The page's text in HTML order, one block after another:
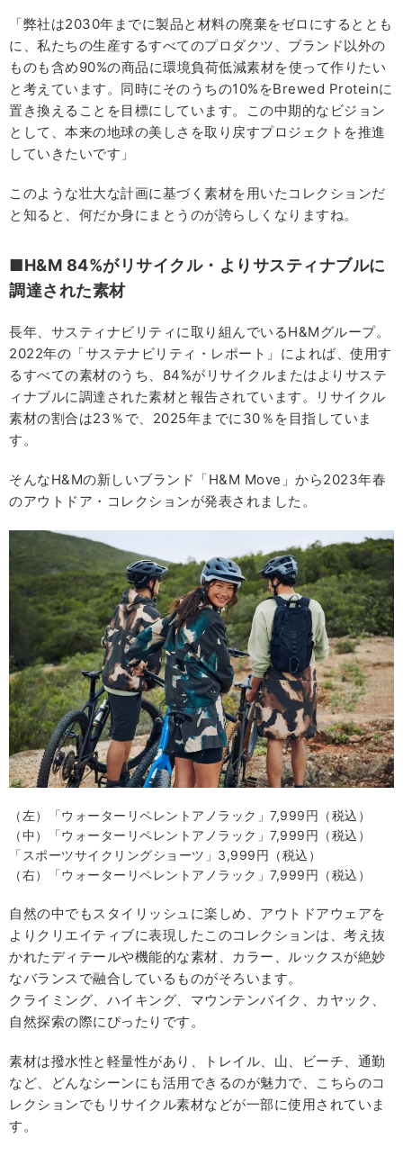
「弊社は2030年までに製品と材料の廃棄をゼロにするととも
に、私たちの生産するすべてのプロダクツ、ブランド以外の
ものも含め90%の商品に環境負荷低減素材を使って作りたい
と考えています。同時にそのうちの10%をBrewed Proteinに
置き換えることを目標にしています。この中期的なビジョン
として、本来の地球の美しさを取り戻すプロジェクトを推進
していきたいです」
このような壮大な計画に基づく素材を用いたコレクションだ
と知ると、何だか身にまとうのが誇らしくなりますね。
■H&M 84%がリサイクル・よりサスティナブルに
調達された素材
長年、サスティナビリティに取り組んでいるH&Mグループ。
2022年の「サステナビリティ・レポート」によれば、使用す
るすべての素材のうち、84%がリサイクルまたはよりサステ
ィナブルに調達された素材と報告されています。リサイクル
素材の割合は23％で、2025年までに30％を目指していま
す。
そんなH&Mの新しいブランド「H&M Move」から2023年春
のアウトドア・コレクションが発表されました。
（左）「ウォーターリペレントアノラック」7,999円（税込）
（中）「ウォーターリペレントアノラック」7,999円（税込）
「スポーツサイクリングショーツ」3,999円（税込）
（右）「ウォーターリペレントアノラック」7,999円（税込）
自然の中でもスタイリッシュに楽しめ、アウトドアウェアを
よりクリエイティブに表現したこのコレクションは、考え抜
かれたディテールや機能的な素材、カラー、ルックスが絶妙
なバランスで融合しているものがそろいます。
クライミング、ハイキング、マウンテンバイク、カヤック、
自然探索の際にぴったりです。
素材は撥水性と軽量性があり、トレイル、山、ビーチ、通勤
など、どんなシーンにも活用できるのが魅力で、こちらのコ
レクションでもリサイクル素材などが一部に使用されていま
す。